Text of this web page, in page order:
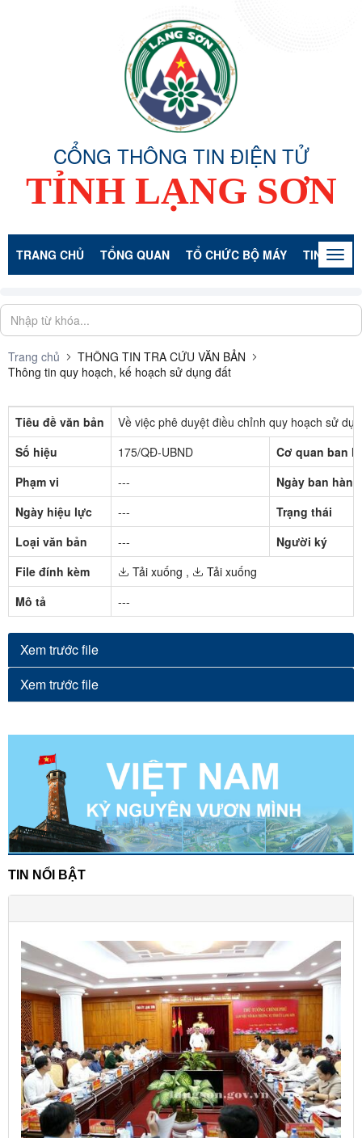
CỔNG THÔNG TIN ĐIỆN TỬ
TỈNH LẠNG SƠN
TRANG CHỦ TỔNG QUAN TỔ CHỨC BỘ MÁY TIN TỨC -
Trang chủ
THÔNG TIN TRA CỨU VĂN BẢN
Thông tin quy hoạch, kế hoạch sử dụng đất
Tiêu đề văn bản
Về việc phê duyệt điều chỉnh quy hoạch sử
Số hiệu
175/QĐ-UBND
Cơ quan ban
Phạm vi
---
Ngày ban hành
Ngày hiệu lực
---
Trạng thái
Loại văn bản
---
Người ký
File đính kèm
Tải xuống ,
Tải xuống
Mô tả
---
Xem trước file
Xem trước file
TIN NỔI BẬT